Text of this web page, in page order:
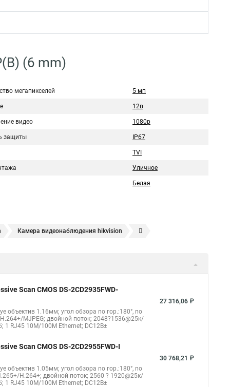
(6 mm)
мегапикселей 5 мп
12в
видео 1080p
защиты IP67
TVI
Уличное
Белая
Камера видеонаблюдения hikvision
Poe камера
Видеокамера hikvision hiwatch
Уличная камера Hikvision ip camera
Scan CMOS DS-2CD2935FWD-
объектив 1.16мм; угол обзора по гор.:180°, по
MJPEG; двойной поток; 2048?1536@25к/
1 RJ45 10M/100M Ethernet; DC12В±
27 316,06 ₽
Scan CMOS DS-2CD2955FWD-I
объектив 1.05мм; угол обзора по гор.:180°, по
H.264+; двойной поток; 2560 ? 1920@25к/
1 RJ45 10M/100M Ethernet; DC12В±
30 768,21 ₽